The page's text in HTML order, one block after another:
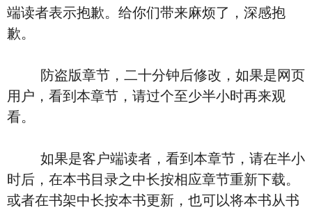
端读者表示抱歉。给你们带来麻烦了，深感抱
歉。
防盗版章节，二十分钟后修改，如果是网页
用户，看到本章节，请过个至少半小时再来观
看。
如果是客户端读者，看到本章节，请在半小
时后，在本书目录之中长按相应章节重新下载。
或者在书架中长按本书更新，也可以将本书从书